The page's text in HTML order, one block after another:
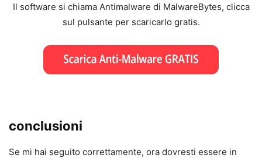
Il software si chiama Antimalware di MalwareBytes, clicca
sul pulsante per scaricarlo gratis.
conclusioni
Se mi hai seguito correttamente, ora dovresti essere in